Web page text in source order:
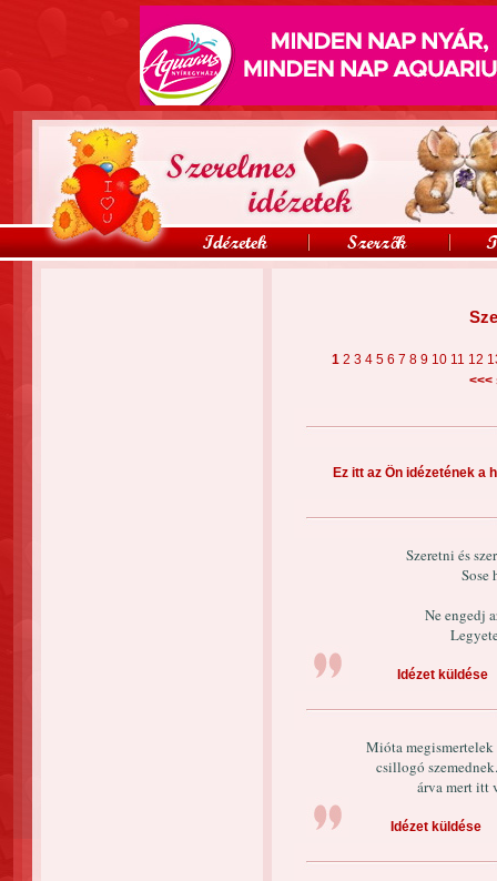
1 2 3 4 5 6 7 8 9 10 11 12
<<<
Ez itt az Ön idézetének a
Szeretni és
Sose
Ne engedj
Idézet küldése
Mióta megismertelek
csillogó
árva mert itt
Idézet küldése